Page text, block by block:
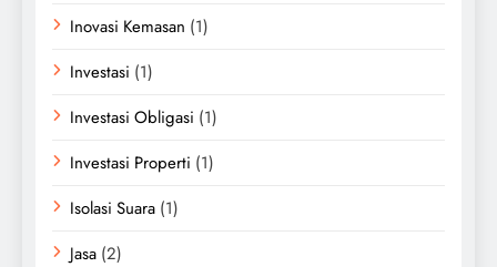
Inovasi Kemasan (1)
Investasi (1)
Investasi Obligasi (1)
Investasi Properti (1)
Isolasi Suara (1)
Jasa (2)